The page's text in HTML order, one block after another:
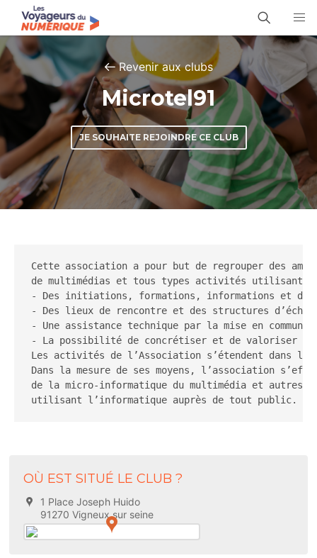
Revenir aux clubs
Microtel91
JE SOUHAITE REJOINDRE CE CLUB
Cette association a pour but de regrouper des
de multimédias et tous types activités utilisant
- Des initiations, formations, informations et des
- Des lieux de rencontre et des structures
- Une assistance technique par la mise en
- La possibilité de concrétiser et de valoriser
Les activités de l’Association s’étendent dans le
Dans la mesure de ses moyens, l’association
de la micro-informatique du multimédia et autres
OÙ EST SITUÉ LE CLUB ?
1 Place Joseph Huido
91270 Vigneux sur seine